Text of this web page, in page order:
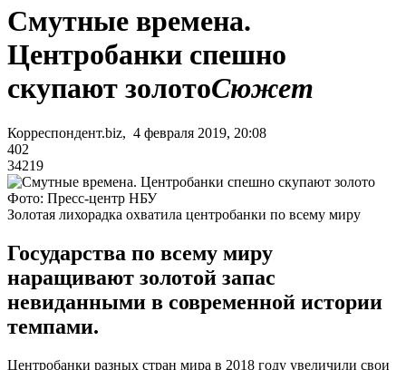
Смутные времена.
Центробанки спешно
скупают золотоСюжет
Корреспондент.biz, 4 февраля 2019, 20:08
402
34219
Фото: Пресс-центр НБУ
Золотая лихорадка охватила центробанки по всему миру
Государства по всему миру
наращивают золотой запас
невиданными в современной истории
темпами.
Центробанки разных стран мира в 2018 году увеличили свои